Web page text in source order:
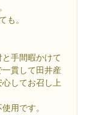
も。
手間暇かけて
貫して田井産
してお召し上
用です。